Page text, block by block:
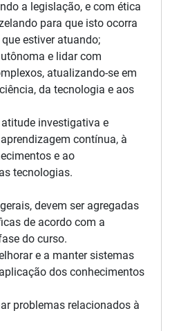
a legislação, e com ética
para que isto ocorra
estiver atuando;
e lidar com
atualizando-se em
da tecnologia e aos
investigativa e
contínua, à
e ao
tecnologias.
devem ser agregadas
de acordo com a
do curso.
e a manter sistemas
dos conhecimentos
problemas relacionados à